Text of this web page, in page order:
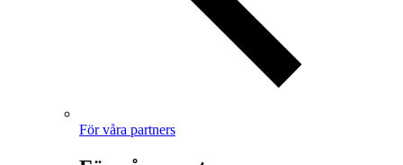
För våra partners